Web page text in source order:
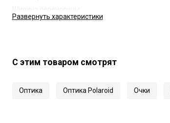
Ширина переносицы
Развернуть характеристики
С этим товаром смотрят
Оптика Оптика Polaroid Очки